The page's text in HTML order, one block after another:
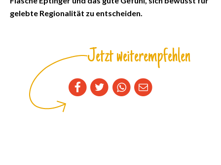
gelebte Regionalität zu entscheiden.
Jetzt weiterempfehlen